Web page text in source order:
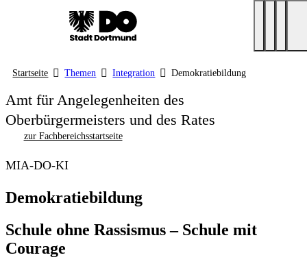
Startseite Themen Integration Demokratiebildung
Amt für Angelegenheiten des
Oberbürgermeisters und des Rates
zur Fachbereichsstartseite
MIA-DO-KI
Demokratiebildung
Schule ohne Rassismus – Schule mit
Courage